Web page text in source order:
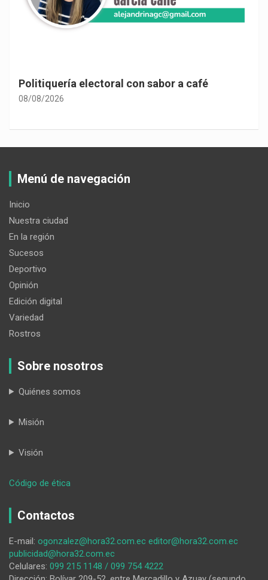
Politiquería electoral con sabor a café
08/08/2026
Menú de navegación
Inicio
Nuestra ciudad
En la región
Sucesos
Deportivo
Opinión
Edición digital
Variedad
Rostros
Sobre nosotros
Quiénes somos
Misión
Visión
Código de ética
de
por
la
muerte
Contactos
E-mail: ogonzalez@hora32.com.ec editor@hora32.com.ec
publicidad@hora32.com.ec
Celulares: 099 215 1148 / 099 754 4222